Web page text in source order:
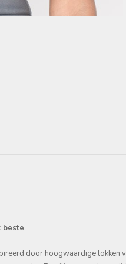
beste
door hoogwaardige